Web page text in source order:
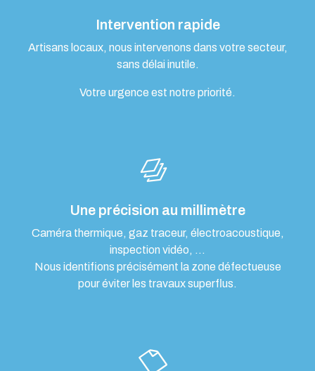
Intervention rapide
Artisans locaux, nous intervenons dans votre secteur,
sans délai inutile.
Votre urgence est notre priorité.
Une précision au millimètre
Caméra thermique, gaz traceur, électroacoustique,
inspection vidéo, …
Nous identifions précisément la zone défectueuse
pour éviter les travaux superflus.